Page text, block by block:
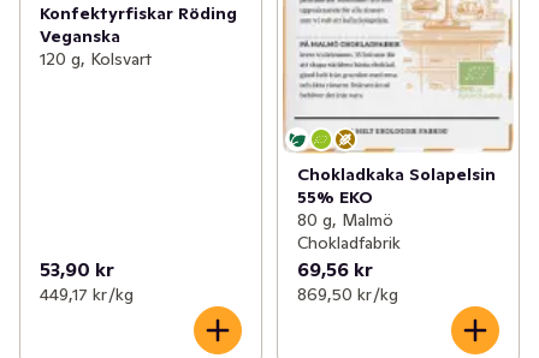
Konfektyrfiskar Röding
Veganska
120 g, Kolsvart
53,90 kr
449,17 kr /kg
Chokladkaka Solapelsin
55% EKO
80 g, Malmö
Chokladfabrik
69,56 kr
869,50 kr /kg